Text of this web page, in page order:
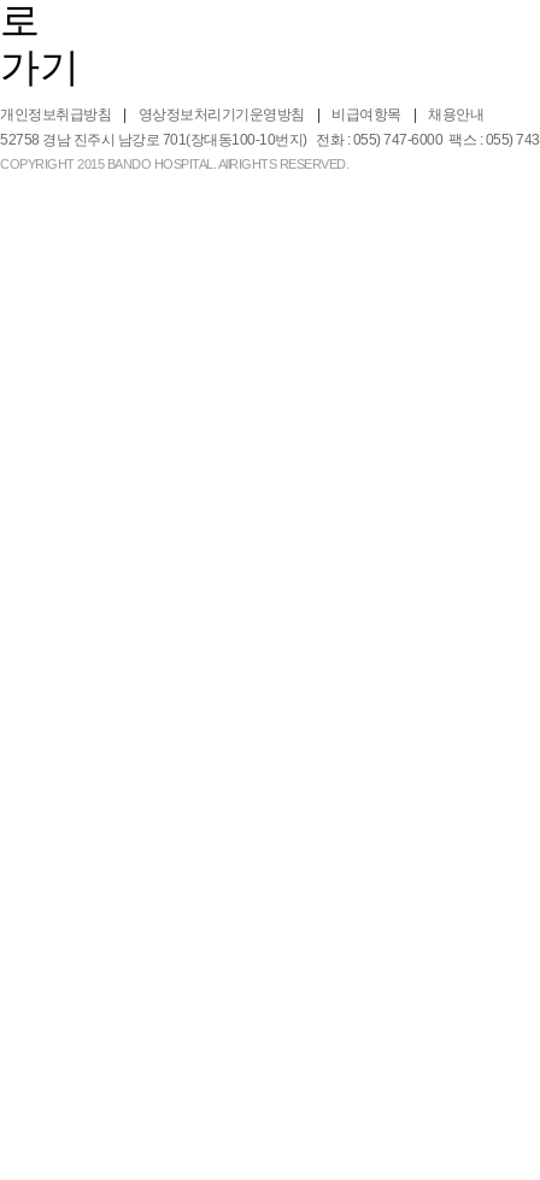
개인정보취급방침 영상정보처리기기운영방침 비급여항목
채용안내
52758 경남 진주시 남강로 701(장대동100-10번지) 전화 : 055) 747-6000 팩스 : 055)
COPYRIGHT 2015 BANDO HOSPITAL. AllRIGHTS RESERVED.